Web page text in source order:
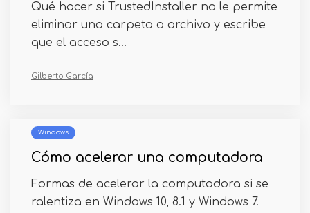
Qué hacer si TrustedInstaller no le permite
eliminar una carpeta o archivo y escribe
que el acceso s...
Gilberto García
Windows
Cómo acelerar una computadora
Formas de acelerar la computadora si se
ralentiza en Windows 10, 8.1 y Windows 7.